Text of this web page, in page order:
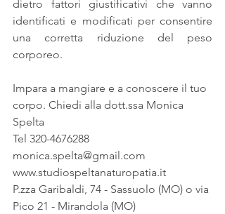
dietro fattori giustificativi che vanno
identificati e modificati per consentire
una corretta riduzione del peso
corporeo.
Impara a mangiare e a conoscere il tuo
corpo. Chiedi alla dott.ssa Monica
Spelta
Tel 320-4676288
monica.spelta@gmail.com
www.studiospeltanaturopatia.it
P.zza Garibaldi, 74 - Sassuolo (MO) o via
Pico 21 - Mirandola (MO)